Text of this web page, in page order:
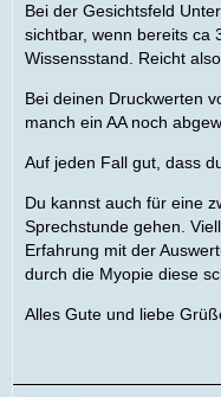
Bei der Gesichtsfeld
sichtbar, wenn bereits ca
Wissensstand. Reicht
Bei deinen Druckwerten
manch ein AA noch
Auf jeden Fall gut, dass
Du kannst auch für eine
Sprechstunde gehen.
Erfahrung mit der
durch die Myopie diese
Alles Gute und liebe